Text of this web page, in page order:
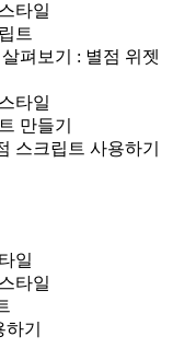
타일
트
펴보기 : 별점 위젯
타일
만들기
스크립트 사용하기
일
타일
기